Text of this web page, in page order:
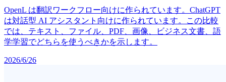
OpenL は翻訳ワークフロー向けに作られています。ChatGPT
は対話型 AI アシスタント向けに作られています。この比較
では、テキスト、ファイル、PDF、画像、ビジネス文書、語
学学習でどちらを使うべきかを示します。
2026/6/26